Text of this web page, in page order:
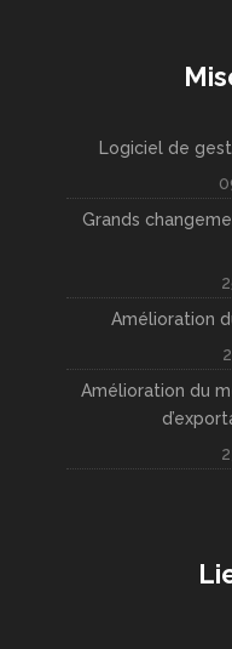
Logiciel de
Grands
Amélioration
Amélioration du